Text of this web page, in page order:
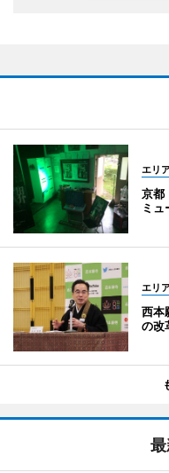
エリ
京都
ミ
エリ
西本
の改